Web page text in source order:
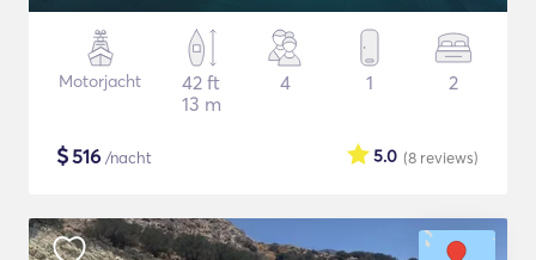
Motorjacht
42 ft
13 m
4 1 2
$516 /nacht (8 reviews)
5.0